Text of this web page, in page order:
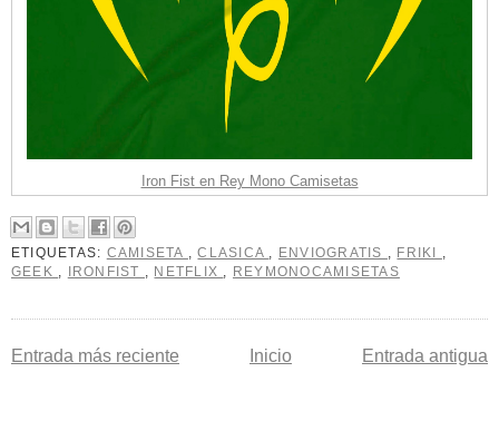
Iron Fist en Rey Mono Camisetas
ETIQUETAS: CAMISETA ,CLASICA , ENVIOGRATIS , FRIKI ,
GEEK , IRONFIST , NETFLIX , REYMONOCAMISETAS
Entrada más reciente Entrada antigua
Inicio